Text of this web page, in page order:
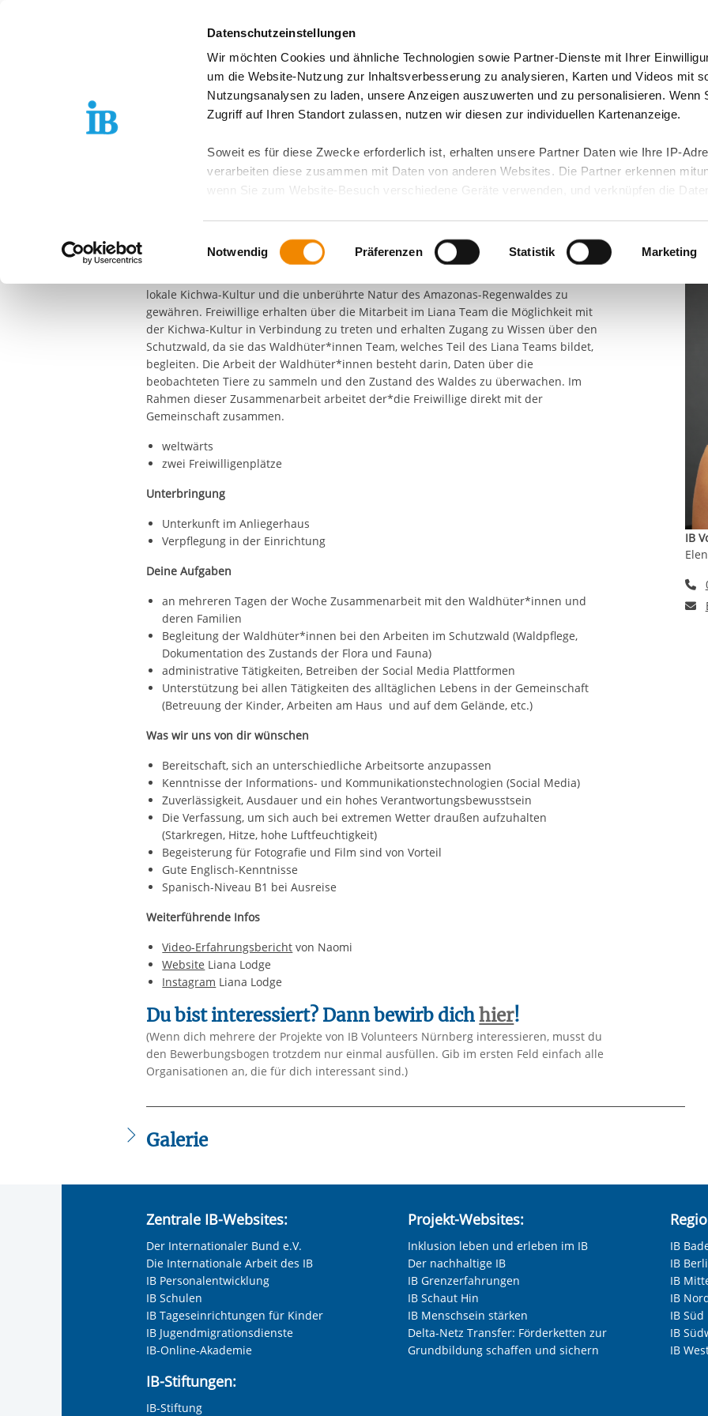
Datenschutzeinstellungen
Wir möchten Cookies und ähnliche Technologien sowie Partner-Dienste mit Ihrer
um die Website-Nutzung zur Inhaltsverbesserung zu analysieren, Karten und Videos mit
Nutzungsanalysen zu laden, unsere Anzeigen auszuwerten und zu personalisieren. Wenn
Zugriff auf Ihren Standort zulassen, nutzen wir diesen zur individuellen Kartenanzeige.
Soweit es für diese Zwecke erforderlich ist, erhalten unsere Partner Daten wie Ihre IP-
verarbeiten diese zusammen mit Daten von anderen Websites. Die Partner erkennen
wenn Sie zum Website-Besuch verschiedene Geräte verwenden, und verknüpfen die Daten
ausgeschlossen werden. Dort ist kein der EU gleichwertiges Datenschutzniveau
zusätzlichen Risiken für Ihre Daten führen kann.
Weitere Details finden Sie in unserenDatenschutzhinweisenund in unsererCookie-
Sie möchten, dass alle Website-Funktionen für diese Zwecke aktiviert sind, müssen Sie
Kategorien auswählen. Sie können mittels nachfolgender Buttons über Ihre Einwilligung für
Zwecke entscheiden und Ihre erteilte Einwilligung stets für die Zukunft widerrufen. Bitte
Ihre etwaige Einwilligung erstreckt sich nicht auf notwendige Cookies, die erforderlich zur
der von Ihnen aufgerufenen und somit gewünschten Website-Funktionen sind. Diese
aufgrund berechtigter Interessen und daher unabhängig von einer Einwilligung.
Einwilligungsauswahl
Notwendig Präferenzen Statistik Marketing
Freiwilligendienst Deutschland
Freiwilligendienst Ausland In
Lateinamerika
Liana Lodge
Die unberührte Natur des Amazonas Regenwaldes zu bewahren, lokale
Organisation Sachamanda, die das Regenwaldschutzprojekt betreiben. Zu dem Projekt
gehören ein Schutzwald, die Tierauffangstation AmaZOOnico und die Liana Lodge, die
zusammen mit den Menschen aus den Dörfern der Umgebung betrieben wird. Die
lokale Kichwa-Kultur und die unberührte Natur des Amazonas-Regenwaldes zu
gewähren. Freiwillige erhalten über die Mitarbeit im Liana Team die Möglichkeit mit
der Kichwa-Kultur in Verbindung zu treten und erhalten Zugang zu Wissen über den
Schutzwald, da sie das Waldhüter*innen Team, welches Teil des Liana Teams bildet,
begleiten. Die Arbeit der Waldhüter*innen besteht darin, Daten über die
beobachteten Tiere zu sammeln und den Zustand des Waldes zu überwachen. Im
Rahmen dieser Zusammenarbeit arbeitet der*die Freiwillige direkt mit der
Gemeinschaft zusammen.
weltwärts
zwei Freiwilligenplätze
Unterbringung
Unterkunft im Anliegerhaus
Verpflegung in der Einrichtung
Deine Aufgaben
an mehreren Tagen der Woche Zusammenarbeit mit den Waldhüter*innen und
deren Familien
Begleitung der Waldhüter*innen bei den Arbeiten im Schutzwald (Waldpflege,
Dokumentation des Zustands der Flora und Fauna)
administrative Tätigkeiten, Betreiben der Social Media Plattformen
Unterstützung bei allen Tätigkeiten des alltäglichen Lebens in der Gemeinschaft
(Betreuung der Kinder, Arbeiten am Haus und auf dem Gelände, etc.)
​Was wir uns von dir wünschen
Bereitschaft, sich an unterschiedliche Arbeitsorte anzupassen
Kenntnisse der Informations- und Kommunikationstechnologien (Social Media)
Zuverlässigkeit, Ausdauer und ein hohes Verantwortungsbewusstsein
Die Verfassung, um sich auch bei extremen Wetter draußen aufzuhalten
(Starkregen, Hitze, hohe Luftfeuchtigkeit)
Begeisterung für Fotografie und Film sind von Vorteil
Gute Englisch-Kenntnisse
Spanisch-Niveau B1 bei Ausreise
​Weiterführende Infos
Video-Erfahrungsbericht von Naomi
Website Liana Lodge
Instagram Liana Lodge
Du bist interessiert? Dann bewirb dichhier!
(Wenn dich mehrere der Projekte von IB Volunteers Nürnberg interessieren, musst du
den Bewerbungsbogen trotzdem nur einmal ausfüllen. Gib im ersten Feld einfach alle
Organisationen an, die für dich interessant sind.)
Galerie
IB
Zentrale IB-Websites:
Der Internationaler Bund e.V.
Die Internationale Arbeit des IB
IB Personalentwicklung
IB Schulen
IB Tageseinrichtungen für Kinder
IB Jugendmigrationsdienste
IB-Online-Akademie
IB-Stiftungen:
IB-Stiftung
Projekt-Websites:
Inklusion leben und erleben im IB
Der nachhaltige IB
IB Grenzerfahrungen
IB Schaut Hin
IB Menschsein stärken
Delta-Netz Transfer: Förderketten zur
Grundbildung schaffen und sichern
IB
IB
IB
IB
IB Süd
IB
IB